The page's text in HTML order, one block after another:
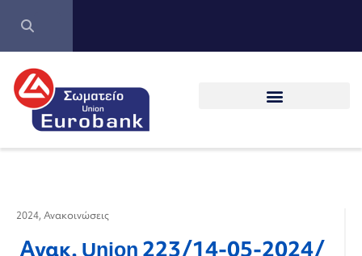
2024, Ανακοινώσεις
Ανακ. Union 223/14-05-2024/